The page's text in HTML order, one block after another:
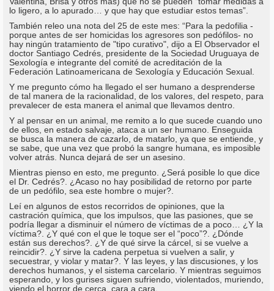
lo ligero, a lo apurado… y que hay que estudiar estos temas”.
También releo una nota del 25 de este mes: “Para la pedofilia -
porque antes de ser homicidas los agresores son pedófilos- no
hay ningún tratamiento de "tipo curativo", dijo a El Observador el
doctor Santiago Cedrés, presidente de la Sociedad Uruguaya de
Sexología e integrante del comité de acreditación de la
Federación Latinoamericana de Sexología y Educación Sexual.
Y me pregunto cómo ha llegado el ser humano a desprenderse
de tal manera de la racionalidad, de los valores, del respeto, para
prevalecer de esta manera el animal que llevamos dentro.
Y al pensar en un animal, me remito a lo que sucede cuando uno
de ellos, en estado salvaje, ataca a un ser humano. Enseguida
se busca la manera de cazarlo, de matarlo, ya que se entiende, y
se sabe, que una vez que probó la sangre humana, es imposible
volver atrás. Nunca dejará de ser un asesino.
Mientras pienso en esto, me pregunto. ¿Será posible lo que dice
el Dr. Cedrés?. ¿Acaso no hay posibilidad de retorno por parte
de un pedófilo, sea este hombre o mujer?.
Leí en algunos de estos recorridos de opiniones, que la
castración química, que los impulsos, que las pasiones, que se
podría llegar a disminuir el número de víctimas de a poco… ¿Y la
víctima?. ¿Y qué con el que le toque ser el “poco”?. ¿Dónde
están sus derechos?. ¿Y de qué sirve la cárcel, si se vuelve a
reincidir?. ¿Y sirve la cadena perpetua si vuelven a salir, y
secuestrar, y violar y matar?. Y las leyes, y las discusiones, y los
derechos humanos, y el sistema carcelario. Y mientras seguimos
esperando, y los gurises siguen sufriendo, violentados, muriendo,
viendo el horror de cerca, cara a cara.